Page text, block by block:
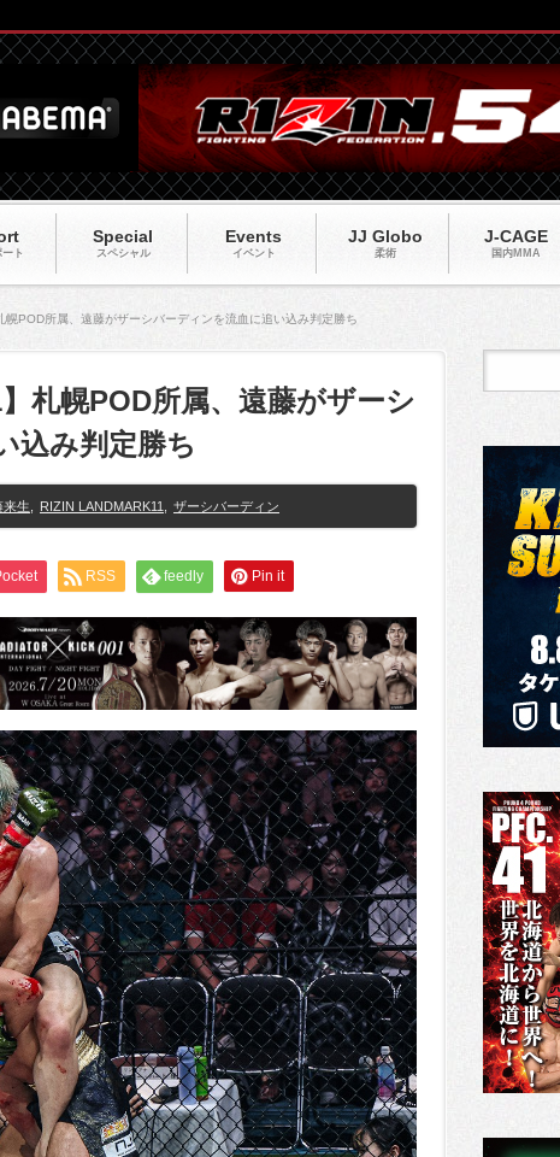
ト
Special
スペシャル
Events
イベント
JJ Globo
柔術
J-CAGE
国内MMA
幌POD所属、遠藤がザーシバーディンを流血に追い込み判定勝ち
札幌POD所属、遠藤がザーシ
込み判定勝ち
来生 RIZIN LANDMARK11 ザーシバーディン
RSS feedly Pin it